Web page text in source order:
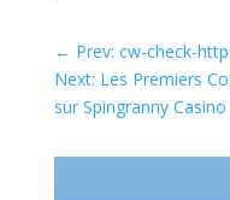
← Prev: cw-check-
Next: Les Premiers
sur Spingranny Casino